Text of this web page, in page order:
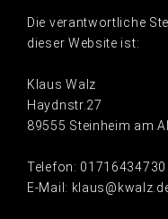
Die verantwortliche
dieser Website ist:
Klaus Walz
Haydnstr.27
89555 Steinheim am
Telefon: 01716434730
E-Mail: